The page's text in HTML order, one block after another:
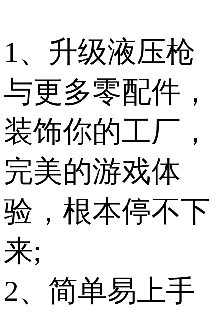
1、升级液压枪
与更多零配件，
装饰你的工厂，
完美的游戏体
验，根本停不下
来;
2、简单易上手